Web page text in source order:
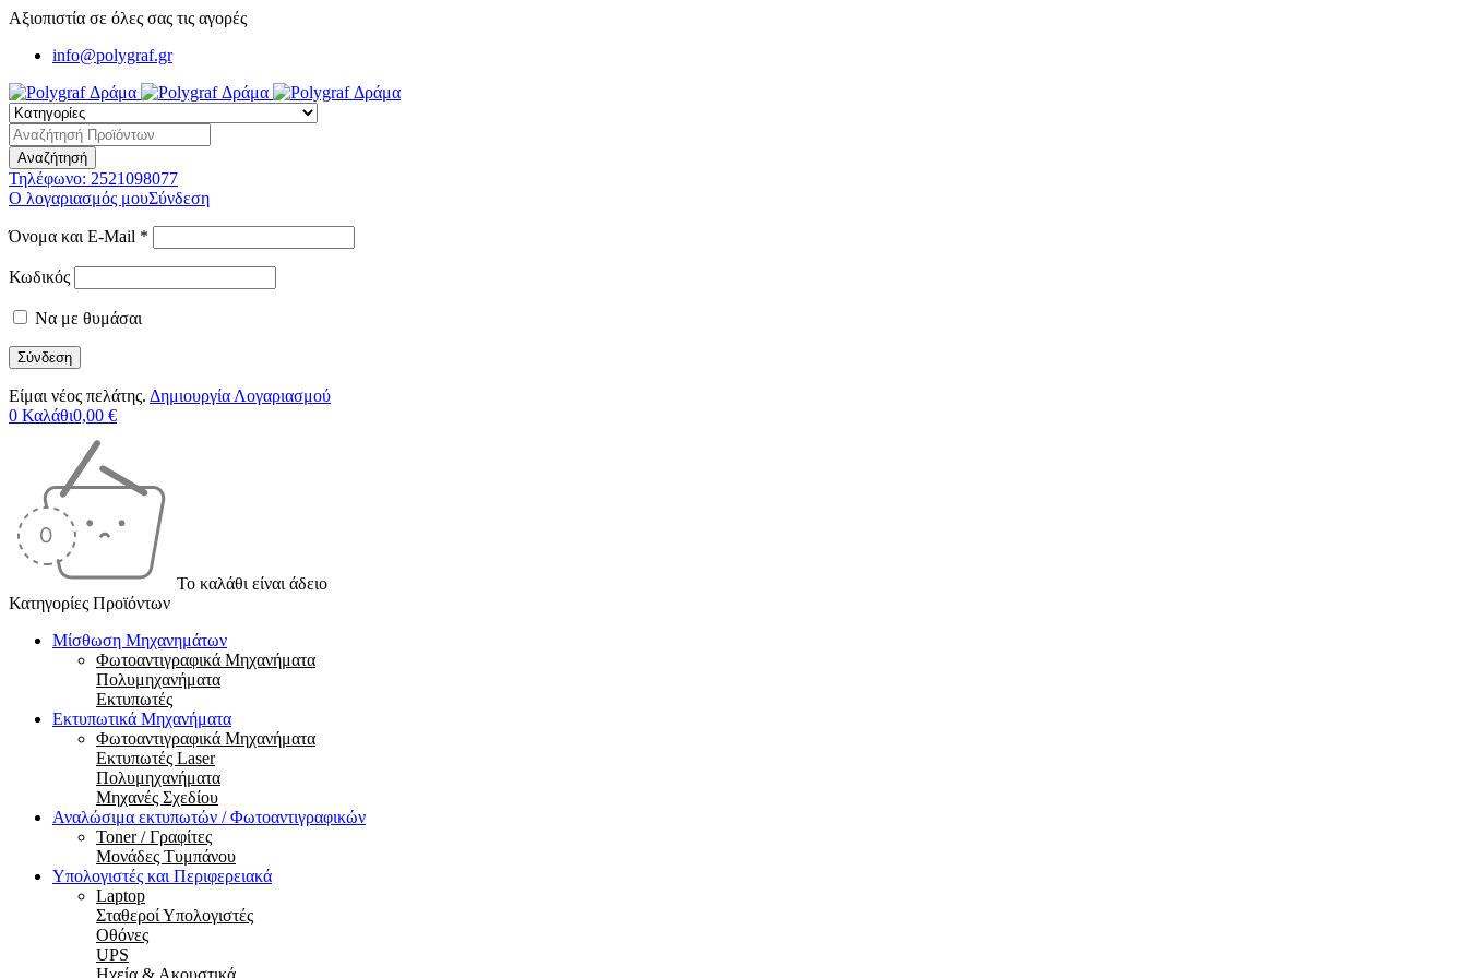
Αξιοπιστία σε όλες σας τις αγορές
info@polygraf.gr
Τηλέφωνο: 2521098077
Ο λογαριασμός μουΣύνδεση
Όνομα και E-Mail *
Κωδικός
Να με θυμάσαι
Είμαι νέος πελάτης. Δημιουργία Λογαριασμού
0 Καλάθι0,00 €
Το καλάθι είναι άδειο
Κατηγορίες Προϊόντων
Μίσθωση Μηχανημάτων
Φωτοαντιγραφικά Μηχανήματα
Πολυμηχανήματα
Εκτυπωτές
Εκτυπωτικά Μηχανήματα
Φωτοαντιγραφικά Μηχανήματα
Εκτυπωτές Laser
Πολυμηχανήματα
Μηχανές Σχεδίου
Αναλώσιμα εκτυπωτών / Φωτοαντιγραφικών
Toner / Γραφίτες
Μονάδες Τυμπάνου
Υπολογιστές και Περιφερειακά
Laptop
Σταθεροί Υπολογιστές
Οθόνες
UPS
Ηχεία & Ακουστικά